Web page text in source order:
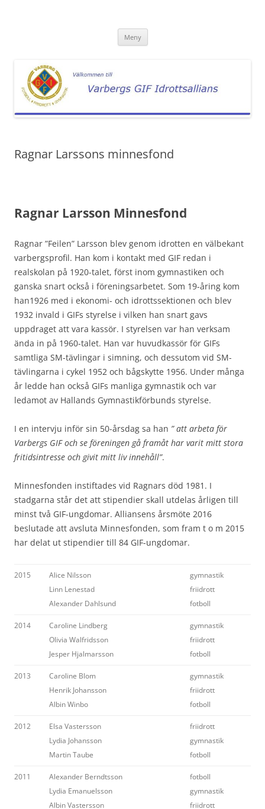
Meny
Ragnar Larssons minnesfond
Ragnar Larsson Minnesfond
Ragnar ”Feilen” Larsson blev genom idrotten en välbekant
varbergsprofil. Han kom i kontakt med GIF redan i
realskolan på 1920-talet, först inom gymnastiken och
ganska snart också i föreningsarbetet. Som 19-åring kom
han1926 med i ekonomi- och idrottssektionen och blev
1932 invald i GIFs styrelse i vilken han snart gavs
uppdraget att vara kassör. I styrelsen var han verksam
ända in på 1960-talet. Han var huvudkassör för GIFs
samtliga SM-tävlingar i simning, och dessutom vid SM-
tävlingarna i cykel 1952 och bågskytte 1956. Under många
år ledde han också GIFs manliga gymnastik och var
ledamot av Hallands Gymnastikförbunds styrelse.
I en intervju inför sin 50-årsdag sa han ” att arbeta för
Varbergs GIF och se föreningen gå framåt har varit mitt stora
fritidsintresse och givit mitt liv innehåll”.
Minnesfonden instiftades vid Ragnars död 1981. I
stadgarna står det att stipendier skall utdelas årligen till
minst två GIF-ungdomar. Alliansens årsmöte 2016
beslutade att avsluta Minnesfonden, som fram t o m 2015
har delat ut stipendier till 84 GIF-ungdomar.
2015
Alice Nilsson
Linn Lenestad
Alexander Dahlsund
gymnastik
friidrott
fotboll
2014
Caroline Lindberg
Olivia Walfridsson
Jesper Hjalmarsson
gymnastik
friidrott
fotboll
2013
Caroline Blom
Henrik Johansson
Albin Winbo
gymnastik
friidrott
fotboll
2012
Elsa Vastersson
Lydia Johansson
Martin Taube
friidrott
gymnastik
fotboll
2011
Alexander Berndtsson
Lydia Emanuelsson
Albin Vastersson
fotboll
gymnastik
friidrott